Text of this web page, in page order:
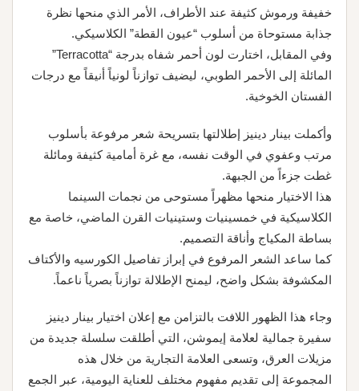
خفيفة ورموش كثيفة عند الأطراف، الأمر الذي منحها نظرة
جذابة مستوحاة من أسلوب “عيون القطة” الكلاسيكي.
وفي المقابل، اختارت لون أحمر شفاه بدرجة “Terracotta”
المائلة إلى الأحمر الطوبي، ليضيف توازناً لونياً أنيقاً مع درجات
الفستان الخوخية.
وأكملت بينار دينيز إطلالتها بتسريحة شعر مرفوعة بأسلوب
مرتب وعفوي في الوقت نفسه، مع غرة أمامية كثيفة ومائلة
غطت جزءاً من الجبهة.
هذا الاختيار منحها مظهراً مستوحى من نجمات السينما
الكلاسيكية في خمسينيات وستينيات القرن الماضي، خاصة مع
بساطة المكياج وأناقة التصميم.
كما ساعد الشعر المرفوع في إبراز تفاصيل الكورسيه والأكتاف
المكشوفة بشكل واضح، ليمنح الإطلالة توازناً بصرياً ناعماً.
وجاء هذا الظهور اللافت بالتزامن مع إعلان اختيار بينار دينيز
سفيرة جمالية لعلامة إيموشن، التي أطلقت سلسلة جديدة من
مزيلات العرق، وتسعى العلامة التجارية من خلال هذه
المجموعة إلى تقديم مفهوم مختلف للعناية اليومية، عبر الجمع